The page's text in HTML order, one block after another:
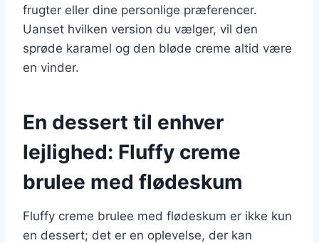
frugter eller dine personlige præferencer.
Uanset hvilken version du vælger, vil den
sprøde karamel og den bløde creme altid være
en vinder.
En dessert til enhver
lejlighed: Fluffy creme
brulee med flødeskum
Fluffy creme brulee med flødeskum er ikke kun
en dessert; det er en oplevelse, der kan